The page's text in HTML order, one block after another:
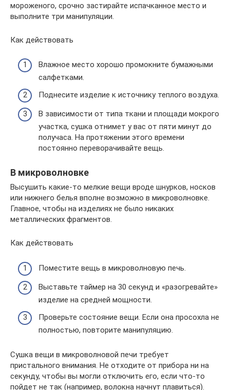
мороженого, срочно застирайте испачканное место и
выполните три манипуляции.
Как действовать
Влажное место хорошо промокните бумажными
салфетками.
Поднесите изделие к источнику теплого воздуха.
В зависимости от типа ткани и площади мокрого
участка, сушка отнимет у вас от пяти минут до
получаса. На протяжении этого времени
постоянно переворачивайте вещь.
В микроволновке
Высушить какие-то мелкие вещи вроде шнурков, носков
или нижнего белья вполне возможно в микроволновке.
Главное, чтобы на изделиях не было никаких
металлических фрагментов.
Как действовать
Поместите вещь в микроволновую печь.
Выставьте таймер на 30 секунд и «разогревайте»
изделие на средней мощности.
Проверьте состояние вещи. Если она просохла не
полностью, повторите манипуляцию.
Сушка вещи в микроволновой печи требует
пристального внимания. Не отходите от прибора ни на
секунду, чтобы вы могли отключить его, если что-то
пойдет не так (например, волокна начнут плавиться).